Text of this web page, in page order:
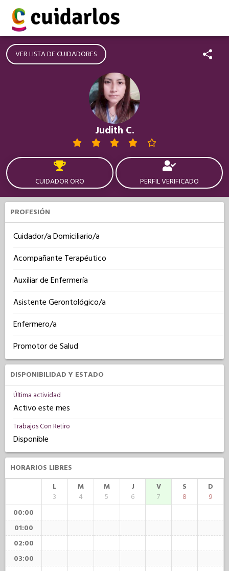
VER LISTA DE CUIDADORES
Judith C.
CUIDADOR ORO PERFIL VERIFICADO
PROFESIÓN
Cuidador/a Domiciliario/a
Acompañante Terapéutico
Auxiliar de Enfermería
Asistente Gerontológico/a
Enfermero/a
Promotor de Salud
DISPONIBILIDAD Y ESTADO
Última actividad
Activo este mes
Trabajos Con Retiro
Disponible
HORARIOS LIBRES
L
3
M
4
M
5
J
6
V
7
S
8
D
9
00:00
01:00
02:00
03:00